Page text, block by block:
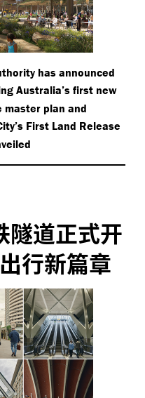
has announced
Australia’s first new
master plan and
First Land Release
隧道正式开
行新篇章